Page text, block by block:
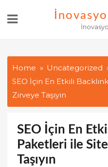
Home
Uncategorized
SEO İçin En Etkili
Zirveye Taşıyın
SEO İçin En
Paketleri ile
Taşıyın